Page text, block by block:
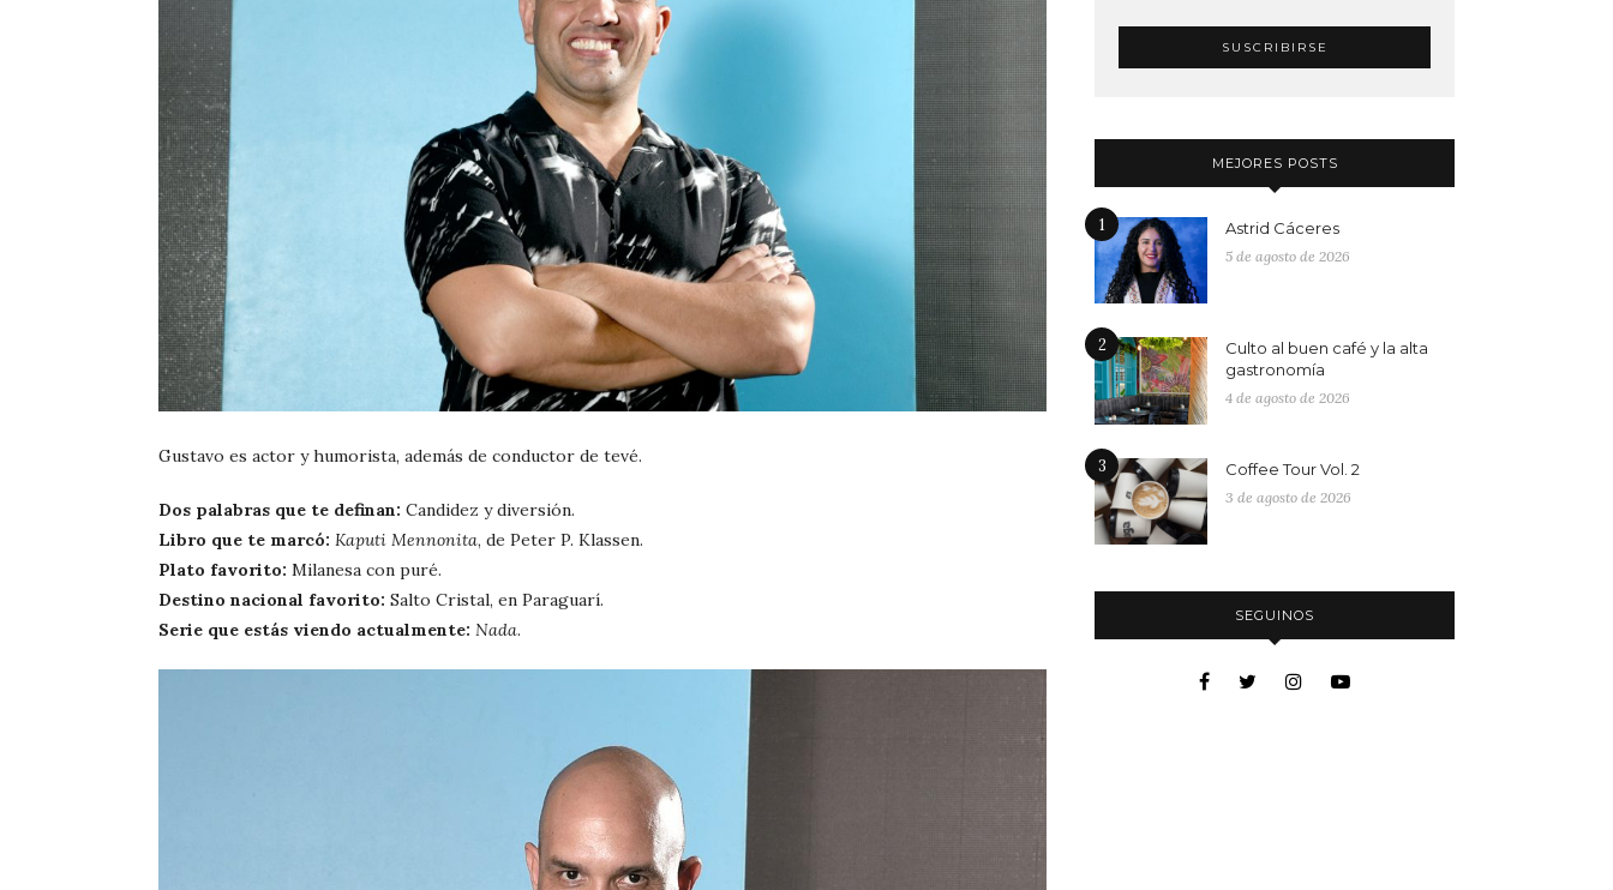
Gustavo es actor y humorista, además de conductor de tevé.
Dos palabras que te definan: Candidez y diversión.
Libro que te marcó: Kaputi Mennonita, de Peter P. Klassen.
Plato favorito: Milanesa con puré.
Destino nacional favorito: Salto Cristal, en Paraguarí.
Serie que estás viendo actualmente: Nada.
MEJORES POSTS
1 Astrid Cáceres
5 de agosto de 2026
2
Culto al buen café y la alta
gastronomía
4 de agosto de 2026
3 Coffee Tour Vol. 2
3 de agosto de 2026
SEGUINOS